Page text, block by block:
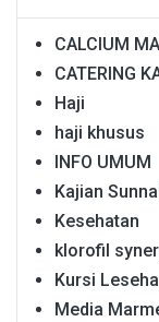
CALCIUM
CATERING
Haji
haji khusus
INFO UMUM
Kajian
Kesehatan
klorofil
Kursi
Media